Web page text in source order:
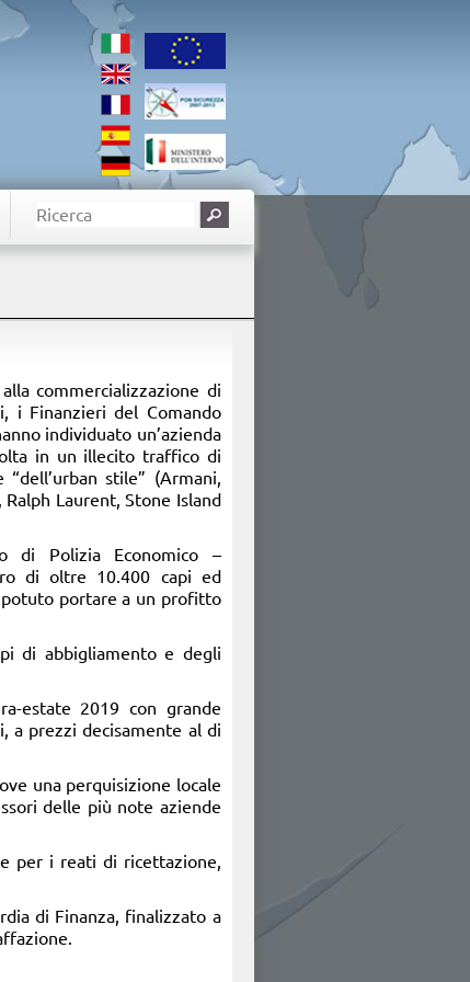
commercializzazione di
i Finanzieri del Comando
individuato un’azienda
in un illecito traffico di
stile” (Armani,
Laurent, Stone Island
di Polizia Economico –
di oltre 10.400 capi ed
potuto portare a un profitto
di abbigliamento e degli
estate 2019 con grande
a prezzi decisamente al di
una perquisizione locale
delle più note aziende
per i reati di ricettazione,
di Finanza, finalizzato a